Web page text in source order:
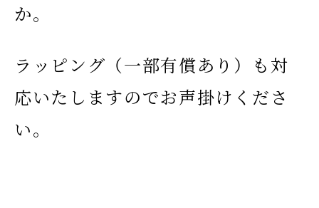
か。
ラッピング（一部有償あり）も対
応いたしますのでお声掛けくださ
い。